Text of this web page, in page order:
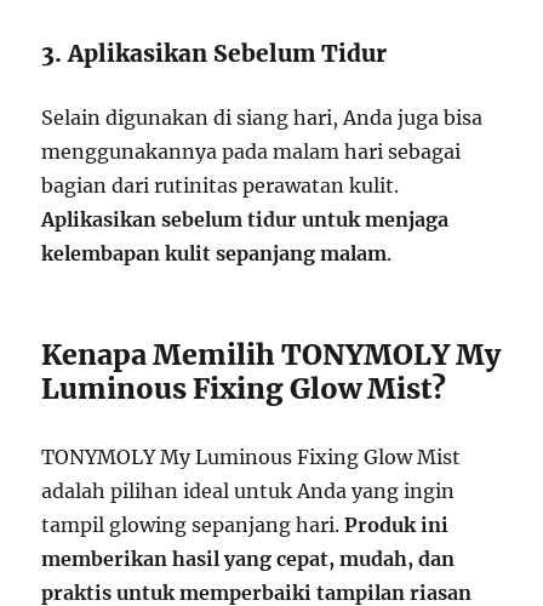
3. Aplikasikan Sebelum Tidur
Selain digunakan di siang hari, Anda juga bisa
menggunakannya pada malam hari sebagai
bagian dari rutinitas perawatan kulit.
Aplikasikan sebelum tidur untuk menjaga
kelembapan kulit sepanjang malam.
Kenapa Memilih TONYMOLY My
Luminous Fixing Glow Mist?
TONYMOLY My Luminous Fixing Glow Mist
adalah pilihan ideal untuk Anda yang ingin
tampil glowing sepanjang hari.Produk ini
memberikan hasil yang cepat, mudah, dan
praktis untuk memperbaiki tampilan riasan